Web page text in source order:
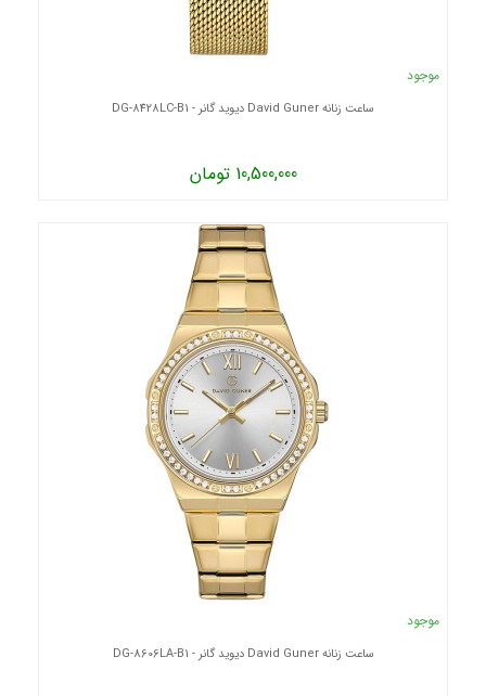
موجود
ساعت زنانه David Guner دیوید گانر - DG-8428LC-B1
10,500,000 تومان
موجود
ساعت زنانه David Guner دیوید گانر - DG-8606LA-B1